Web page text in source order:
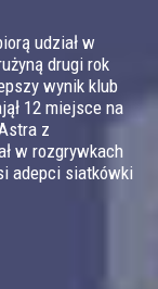
udział w
drugi rok
wynik klub
12 miejsce na
z
w rozgrywkach
adepci siatkówki